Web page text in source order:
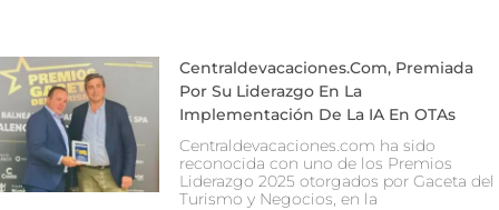
Centraldevacaciones.com, Premiada
Por Su Liderazgo En La
Implementación De La IA En OTAs
Centraldevacaciones.com ha sido
reconocida con uno de los Premios
Liderazgo 2025 otorgados por Gaceta del
Turismo y Negocios, en la